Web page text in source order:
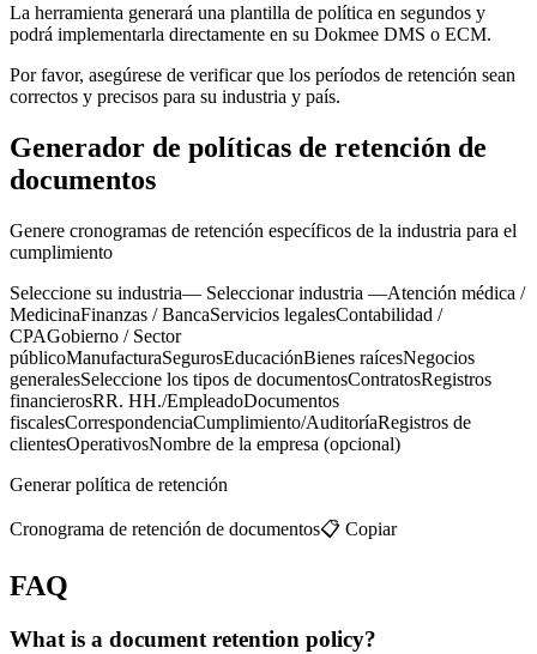
La herramienta generará una plantilla de política en segundos y
podrá implementarla directamente en su Dokmee DMS o ECM.
Por favor, asegúrese de verificar que los períodos de retención sean
correctos y precisos para su industria y país.
Generador de políticas de retención de
documentos
Genere cronogramas de retención específicos de la industria para el
cumplimiento
Seleccione su industria— Seleccionar industria —Atención médica /
MedicinaFinanzas / BancaServicios legalesContabilidad /
CPAGobierno / Sector
públicoManufacturaSegurosEducaciónBienes raícesNegocios
generalesSeleccione los tipos de documentosContratosRegistros
financierosRR. HH./EmpleadoDocumentos
fiscalesCorrespondenciaCumplimiento/AuditoríaRegistros de
clientesOperativosNombre de la empresa (opcional)
Generar política de retención
Cronograma de retención de documentos📋 Copiar
FAQ
What is a document retention policy?